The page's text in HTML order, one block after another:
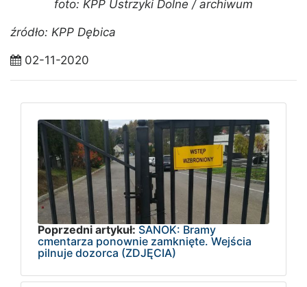
foto: KPP Ustrzyki Dolne / archiwum
źródło: KPP Dębica
02-11-2020
Poprzedni artykuł: SANOK: Bramy
cmentarza ponownie zamknięte. Wejścia
pilnuje dozorca (ZDJĘCIA)